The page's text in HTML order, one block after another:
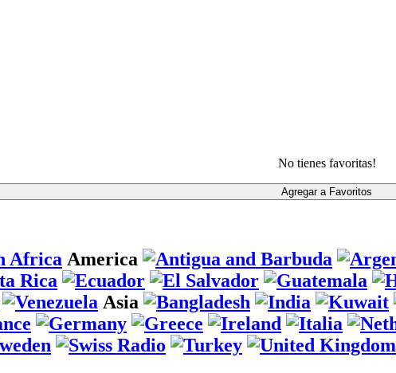
No tienes favoritas!
America
Asia